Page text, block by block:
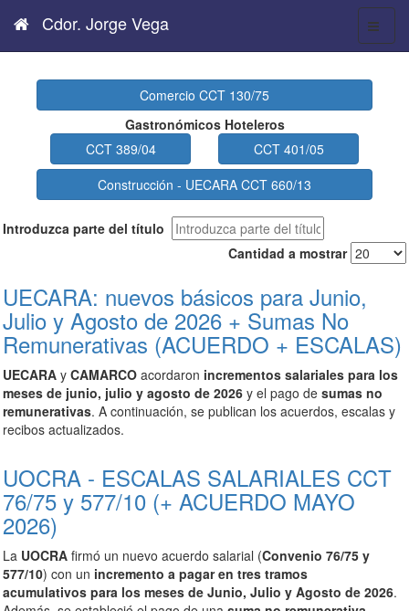
Cdor. Jorge Vega
Comercio CCT 130/75
Gastronómicos Hoteleros
CCT 389/04
CCT 401/05
Construcción - UECARA CCT 660/13
Introduzca parte del título
Cantidad a mostrar
UECARA: nuevos básicos para Junio,
Julio y Agosto de 2026 + Sumas No
Remunerativas (ACUERDO + ESCALAS)
UECARA y CAMARCO acordaron incrementos salariales para los
meses de junio, julio y agosto de 2026 y el pago de sumas no
remunerativas. A continuación, se publican los acuerdos, escalas y
recibos actualizados.
UOCRA - ESCALAS SALARIALES CCT
76/75 y 577/10 (+ ACUERDO MAYO
2026)
La UOCRA firmó un nuevo acuerdo salarial (Convenio 76/75 y
577/10) con un incremento a pagar en tres tramos
acumulativos para los meses de Junio, Julio y Agosto de 2026.